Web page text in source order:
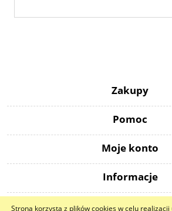
Strona korzysta z plików cookies w celu realizacji
Zakupy
Pomoc
Moje konto
Informacje